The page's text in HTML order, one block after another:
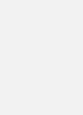
по всей смете
по каждой